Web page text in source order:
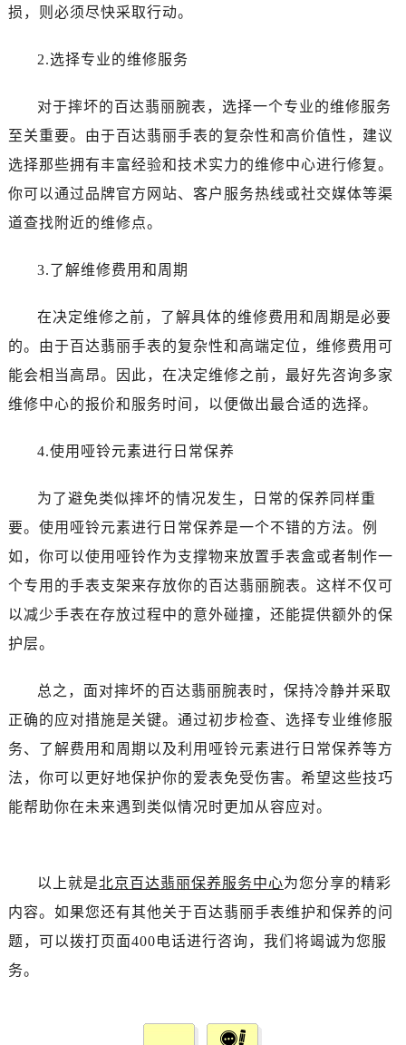
损，则必须尽快采取行动。
2.选择专业的维修服务
对于摔坏的百达翡丽腕表，选择一个专业的维修服务
至关重要。由于百达翡丽手表的复杂性和高价值性，建议
选择那些拥有丰富经验和技术实力的维修中心进行修复。
你可以通过品牌官方网站、客户服务热线或社交媒体等渠
道查找附近的维修点。
3.了解维修费用和周期
在决定维修之前，了解具体的维修费用和周期是必要
的。由于百达翡丽手表的复杂性和高端定位，维修费用可
能会相当高昂。因此，在决定维修之前，最好先咨询多家
维修中心的报价和服务时间，以便做出最合适的选择。
4.使用哑铃元素进行日常保养
为了避免类似摔坏的情况发生，日常的保养同样重
要。使用哑铃元素进行日常保养是一个不错的方法。例
如，你可以使用哑铃作为支撑物来放置手表盒或者制作一
个专用的手表支架来存放你的百达翡丽腕表。这样不仅可
以减少手表在存放过程中的意外碰撞，还能提供额外的保
护层。
总之，面对摔坏的百达翡丽腕表时，保持冷静并采取
正确的应对措施是关键。通过初步检查、选择专业维修服
务、了解费用和周期以及利用哑铃元素进行日常保养等方
法，你可以更好地保护你的爱表免受伤害。希望这些技巧
能帮助你在未来遇到类似情况时更加从容应对。
以上就是北京百达翡丽保养服务中心为您分享的精彩
内容。如果您还有其他关于百达翡丽手表维护和保养的问
题，可以拨打页面400电话进行咨询，我们将竭诚为您服
务。